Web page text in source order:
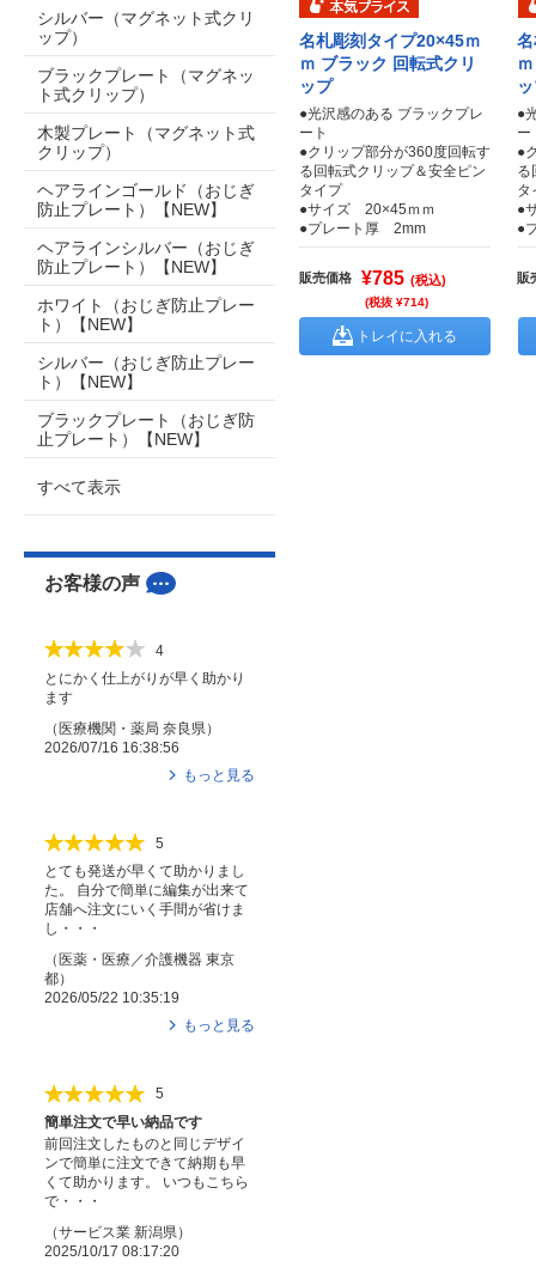
名札彫刻タイプ20×45ｍ
ｍ ブラック 回転式クリ
ップ
●光沢感のある ブラックプレ
ート
●クリップ部分が360度回転す
る回転式クリップ＆安全ピン
タイプ
●サイズ 20×45ｍｍ
●プレート厚 2mm
販売価格 ¥785 (税込)
(税抜 ¥714)
トレイに入れる
●
ー
●
る
タ
●
●
販
シルバー（マグネット式クリ
ップ）
ブラックプレート（マグネッ
ト式クリップ）
木製プレート（マグネット式
クリップ）
ヘアラインゴールド（おじぎ
防止プレート）【NEW】
ヘアラインシルバー（おじぎ
防止プレート）【NEW】
ホワイト（おじぎ防止プレー
ト）【NEW】
シルバー（おじぎ防止プレー
ト）【NEW】
ブラックプレート（おじぎ防
止プレート）【NEW】
すべて表示
お客様の声
4
とにかく仕上がりが早く助かり
ます
（医療機関・薬局 奈良県 ）
2026/07/16 16:38:56
もっと見る
5
とても発送が早くて助かりまし
た。 自分で簡単に編集が出来て
店舗へ注文にいく手間が省けま
し・・・
（ 医薬・医療／介護機器 東京
都）
2026/05/22 10:35:19
もっと見る
5
簡単注文で早い納品です
前回注文したものと同じデザイ
ンで簡単に注文できて納期も早
くて助かります。 いつもこちら
で・・・
（サービス業 新潟県 ）
2025/10/17 08:17:20